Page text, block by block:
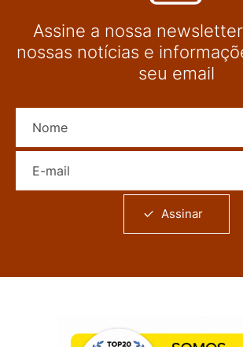
Assine a nossa
nossas notícias e
seu email
Assinar